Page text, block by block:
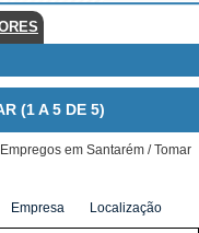
(1 A 5 DE 5)
Empregos em Santarém / Tomar
Empresa Localização